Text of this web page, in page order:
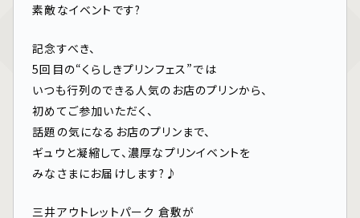
素敵なイベントです?
記念すべき、
5回目の“くらしきプリンフェス”では
いつも行列のできる人気のお店のプリンから、
初めてご参加いただく、
話題の気になるお店のプリンまで、
ギュウと凝縮して、濃厚なプリンイベントを
みなさまにお届けします?♪
三井アウトレットパーク 倉敷が